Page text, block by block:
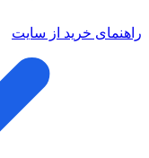
راهنمای خرید از سایت